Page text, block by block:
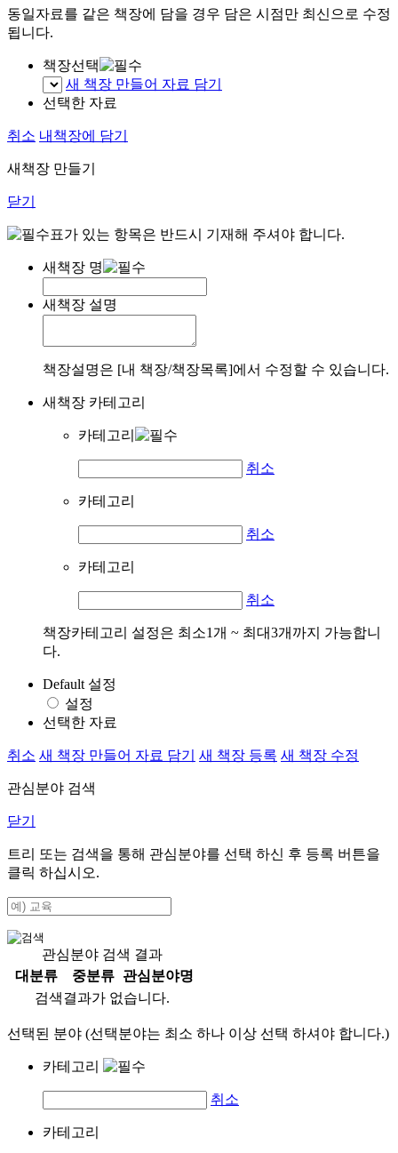
동일자료를 같은 책장에 담을 경우 담은 시점만 최신으로 수정
됩니다.
책장선택
새 책장 만들어 자료 담기
선택한 자료
취소 내책장에 담기
새책장 만들기
닫기
표가 있는 항목은 반드시 기재해 주셔야 합니다.
새책장 명
새책장 설명
책장설명은 [내 책장/책장목록]에서 수정할 수 있습니다.
새책장 카테고리
카테고리
취소
카테고리
취소
카테고리
취소
책장카테고리 설정은 최소1개 ~ 최대3개까지 가능합니
다.
Default 설정
설정
선택한 자료
취소 새 책장 만들어 자료 담기 새 책장 등록 새 책장 수정
관심분야 검색
닫기
트리 또는 검색을 통해 관심분야를 선택 하신 후 등록 버튼을
클릭 하십시오.
관심분야 검색 결과
대분류
중분류
관심분야명
검색결과가 없습니다.
선택된 분야 (선택분야는 최소 하나 이상 선택 하셔야 합니다.)
카테고리
취소
카테고리